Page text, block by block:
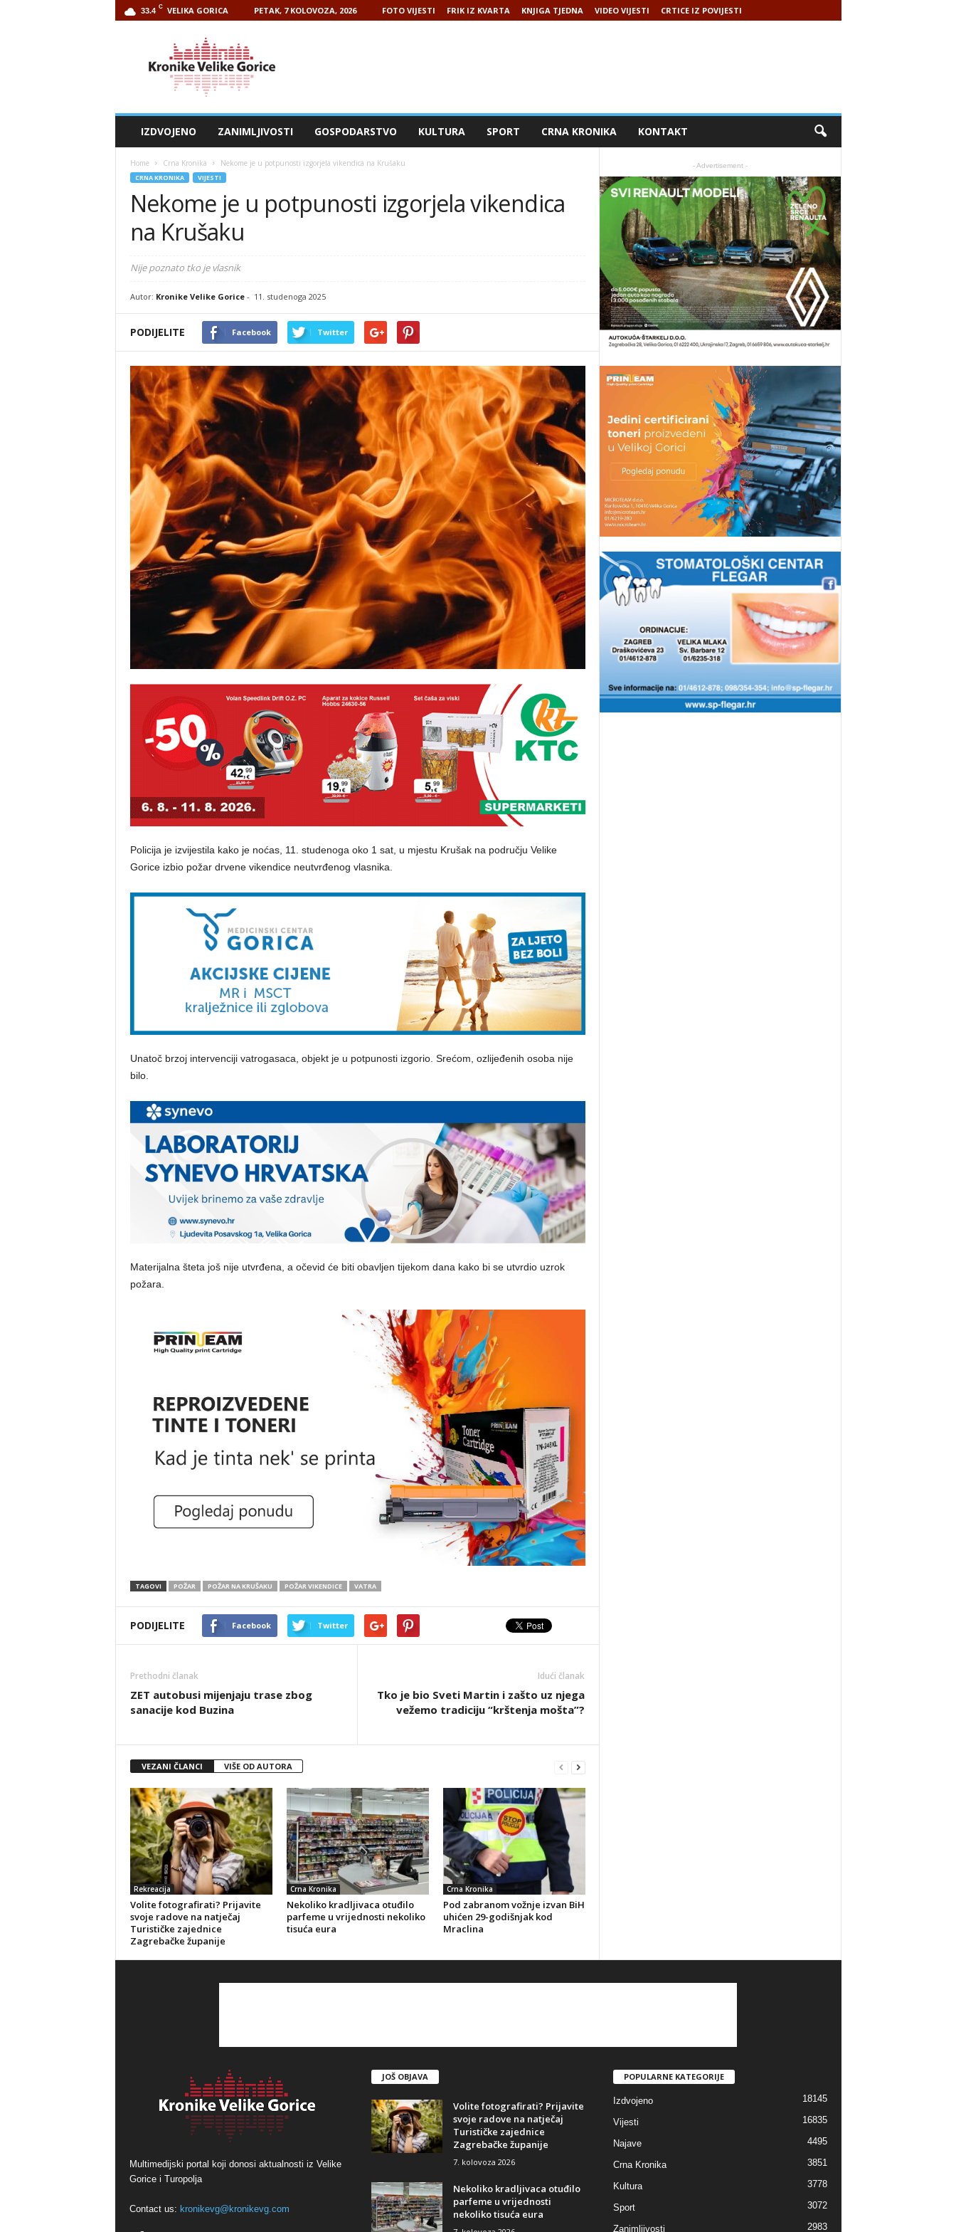
33.4 C VELIKA GORICA PETAK, 7 KOLOVOZA, 2026 FOTO VIJESTI FRIK IZ KVARTA KNJIGA TJEDNA VIDEO VIJESTI CRTICE IZ POVIJESTI
IZDVOJENO ZANIMLJIVOSTI GOSPODARSTVO KULTURA SPORT CRNA KRONIKA KONTAKT
Home Crna Kronika Nekome je u potpunosti izgorjela vikendica na Krušaku
CRNA KRONIKA VIJESTI
Nekome je u potpunosti izgorjela vikendica
na Krušaku
Nije poznato tko je vlasnik
Autor: Kronike Velike Gorice- 11. studenoga 2025
PODIJELITE Facebook Twitter
Policija je izvijestila kako je noćas, 11. studenoga oko 1 sat, u mjestu Krušak na području Velike
Gorice izbio požar drvene vikendice neutvrđenog vlasnika.
Unatoč brzoj intervenciji vatrogasaca, objekt je u potpunosti izgorio. Srećom, ozlijeđenih osoba nije
bilo.
Materijalna šteta još nije utvrđena, a očevid će biti obavljen tijekom dana kako bi se utvrdio uzrok
požara.
TAGOVI POŽAR POŽAR NA KRUŠAKU POŽAR VIKENDICE VATRA
PODIJELITE Facebook Twitter
Prethodni članak
ZET autobusi mijenjaju trase zbog
sanacije kod Buzina
Idući članak
Tko je bio Sveti Martin i zašto uz njega
vežemo tradiciju “krštenja mošta”?
VEZANI ČLANCI VIŠE OD AUTORA
Rekreacija
Volite fotografirati? Prijavite
svoje radove na natječaj
Turističke zajednice
Zagrebačke županije
Crna Kronika
Nekoliko kradljivaca otuđilo
parfeme u vrijednosti nekoliko
tisuća eura
Crna Kronika
Pod zabranom vožnje izvan BiH
uhićen 29-godišnjak kod
Mraclina
- Advertisement -
Multimedijski portal koji donosi aktualnosti iz Velike
Gorice i Turopolja
Contact us: kronikevg@kronikevg.com
JOŠ OBJAVA
Volite fotografirati? Prijavite
svoje radove na natječaj
Turističke zajednice
Zagrebačke županije
7. kolovoza 2026
Nekoliko kradljivaca otuđilo
parfeme u vrijednosti
nekoliko tisuća eura
POPULARNE KATEGORIJE
Izdvojeno 18145
Vijesti 16835
Najave 4495
Crna Kronika 3851
Kultura 3778
Sport 3072
Zanimljivosti 2983